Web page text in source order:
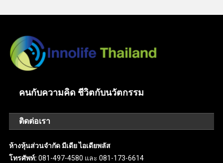
คนกับความคิด ชีวิตกับนวัตกรรม
ติดต่อเรา
ห้างหุ้นส่วนจำกัด มีเดีย ไอเดียพลัส
โทรศัพท์: 081-497-4580 และ 081-173-6614